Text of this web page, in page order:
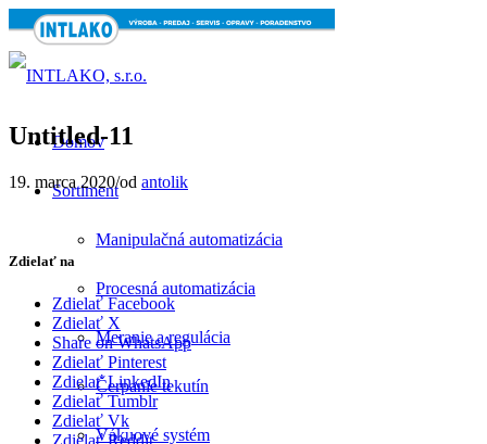
Domov
Sortiment
Manipulačná automatizácia
Procesná automatizácia
Meranie a regulácia
Čerpanie tekutín
Vákuové systém
Untitled-11
19. marca 2020/od antolik
Zdielať na
Zdielať Facebook
Zdielať X
Share on WhatsApp
Zdielať Pinterest
Zdielať LinkedIn
Zdielať Tumblr
Zdielať Vk